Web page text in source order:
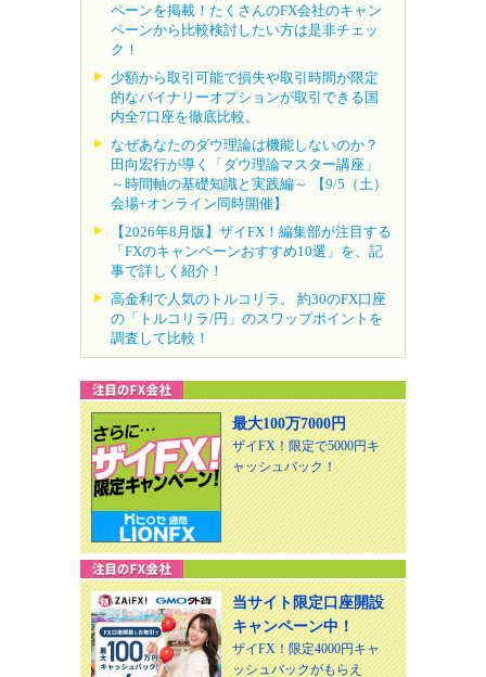
ペーンを掲載！たくさんのFX会社のキャン
ペーンから比較検討したい方は是非チェッ
ク！
少額から取引可能で損失や取引時間が限定
的なバイナリーオプションが取引できる国
内全7口座を徹底比較。
なぜあなたのダウ理論は機能しないのか？
田向宏行が導く「ダウ理論マスター講座」
～時間軸の基礎知識と実践編～ 【9/5（土）
会場+オンライン同時開催】
【2026年8月版】ザイFX！編集部が注目する
「FXのキャンペーンおすすめ10選」を、記
事で詳しく紹介！
高金利で人気のトルコリラ。 約30のFX口座
の「トルコリラ/円」のスワップポイントを
調査して比較！
最大100万7000円
ザイFX！限定で5000円キ
ャッシュバック！
当サイト限定口座開設
キャンペーン中！
ザイFX！限定4000円キャ
ッシュバックがもらえ